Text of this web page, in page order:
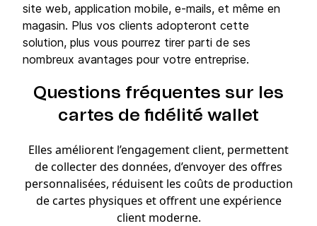
site web, application mobile, e-mails, et même en
magasin. Plus vos clients adopteront cette
solution, plus vous pourrez tirer parti de ses
nombreux avantages pour votre entreprise.
Questions fréquentes sur les
cartes de fidélité wallet
Elles améliorent l’engagement client, permettent
de collecter des données, d’envoyer des offres
personnalisées, réduisent les coûts de production
de cartes physiques et offrent une expérience
client moderne.